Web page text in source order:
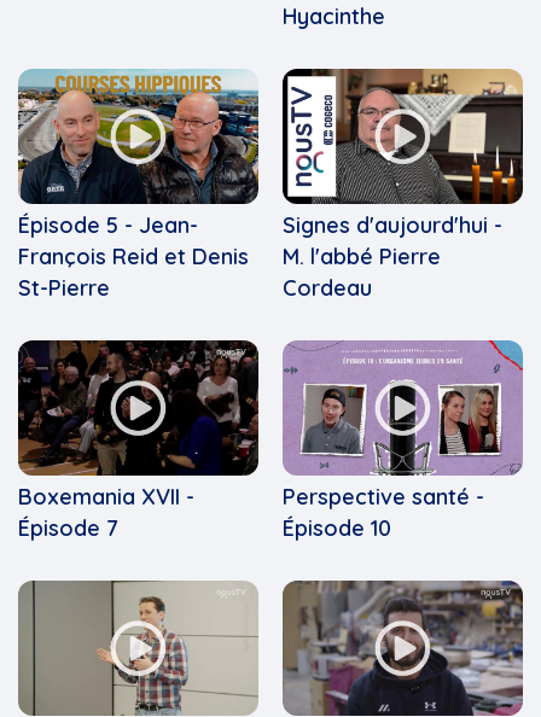
Hyacinthe
Épisode 5 - Jean-
François Reid et Denis
St-Pierre
Signes d'aujourd'hui -
M. l'abbé Pierre
Cordeau
Boxemania XVII -
Épisode 7
Perspective santé -
Épisode 10